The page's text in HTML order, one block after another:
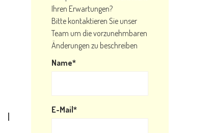
Ihren Erwartungen?
Bitte kontaktieren Sie unser
Team um die vorzunehmbaren
Änderungen zu beschreiben
Name*
E-Mail*